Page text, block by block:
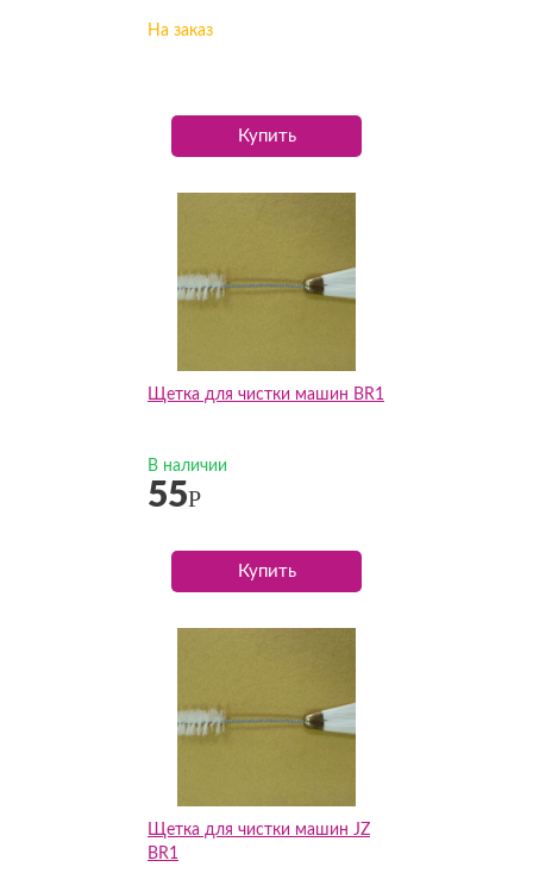
На заказ
Купить
Щетка для чистки машин BR1
В наличии
55Р
Купить
Щетка для чистки машин JZ
BR1